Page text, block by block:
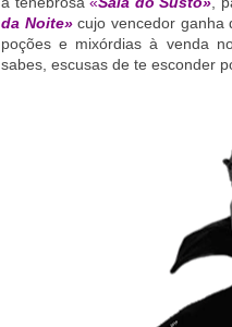
da Noite»cujo vencedor ganha
poções e mixórdias à venda
sabes, escusas de te esconder